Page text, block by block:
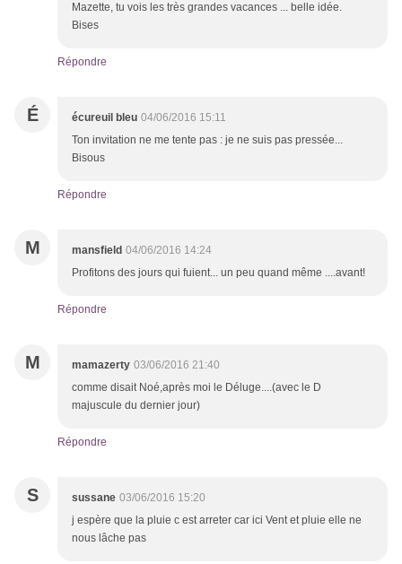
Mazette, tu vois les très grandes vacances ... belle idée.
Bises
Répondre
É écureuil bleu 04/06/2016 15:11
Ton invitation ne me tente pas : je ne suis pas pressée...
Bisous
Répondre
M mansfield 04/06/2016 14:24
Profitons des jours qui fuient... un peu quand même ....avant!
Répondre
M mamazerty 03/06/2016 21:40
comme disait Noé,après moi le Déluge....(avec le D
majuscule du dernier jour)
Répondre
S sussane 03/06/2016 15:20
j espère que la pluie c est arreter car ici Vent et pluie elle ne
nous lâche pas